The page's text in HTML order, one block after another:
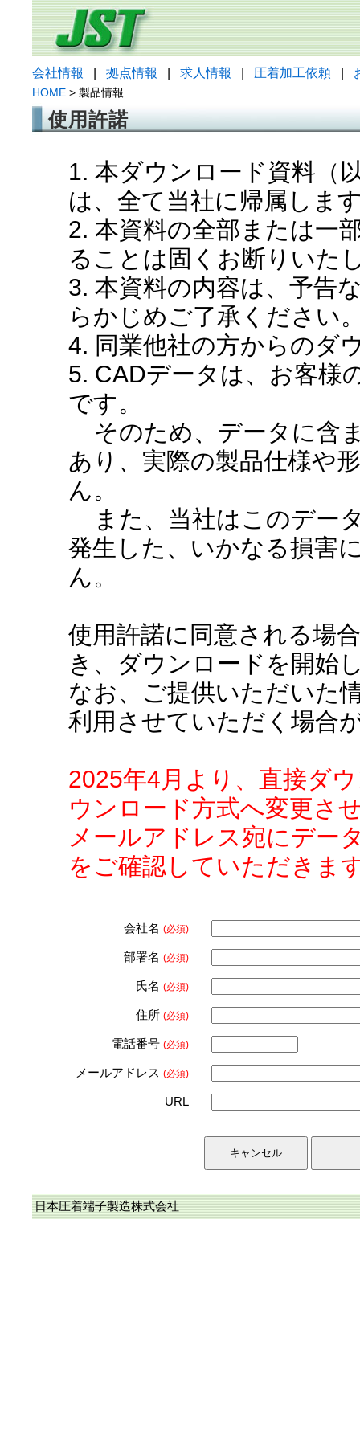
会社情報 拠点情報 求人情報 圧着加工依頼
HOME > 製品情報
使用許諾
1. 本ダウンロード資料（
は、全て当社に帰属しま
2. 本資料の全部または一
ることは固くお断りいた
3. 本資料の内容は、予告
らかじめご了承ください
4. 同業他社の方からのダ
5. CADデータは、お客様
です。
そのため、データに含
あり、実際の製品仕様や
ん。
また、当社はこのデー
発生した、いかなる損害
ん。
使用許諾に同意される場
き、ダウンロードを開始
なお、ご提供いただいた
利用させていただく場合
2025年4月より、直接ダ
ウンロード方式へ変更さ
メールアドレス宛にデー
をご確認していただきま
会社名 (必須)
部署名 (必須)
氏名 (必須)
住所 (必須)
電話番号 (必須)
メールアドレス (必須)
URL
日本圧着端子製造株式会社